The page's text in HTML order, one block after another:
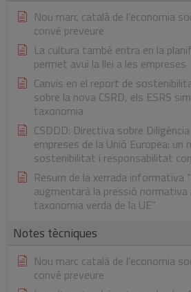
Nou marc català de l’economia
convé preveure
La cultura també entra en la
permet avui la llei a les empreses
Canvis en el report de
sobre la nova CSRD, els ESRS
taxonomia
CSDDD: Directiva sobre
empreses de la Unió Europea: un
sostenibilitat i responsabilitat
Resum de la xerrada informativa
augmentarà la pressió normativa
taxonomia verda de la UE”
Notes tècniques
Nou marc català de l’economia
convé preveure